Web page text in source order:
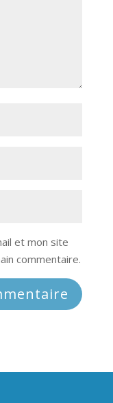
et mon site
commentaire.